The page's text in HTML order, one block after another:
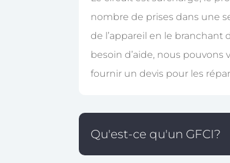
nombre de prises dans une
de l’appareil en le branchant
besoin d’aide, nous
fournir un devis pour les
Qu'est-ce qu'un GFCI?